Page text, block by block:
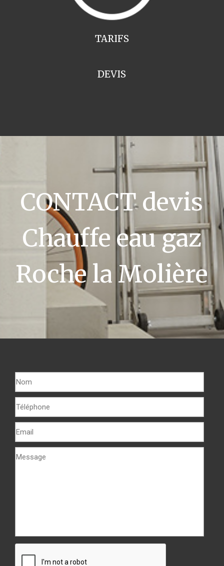
TARIFS
DEVIS
CONTACT devis
Chauffe eau gaz
Roche la Molière